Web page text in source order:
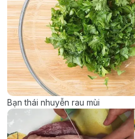
Bạn thái nhuyễn rau mùi